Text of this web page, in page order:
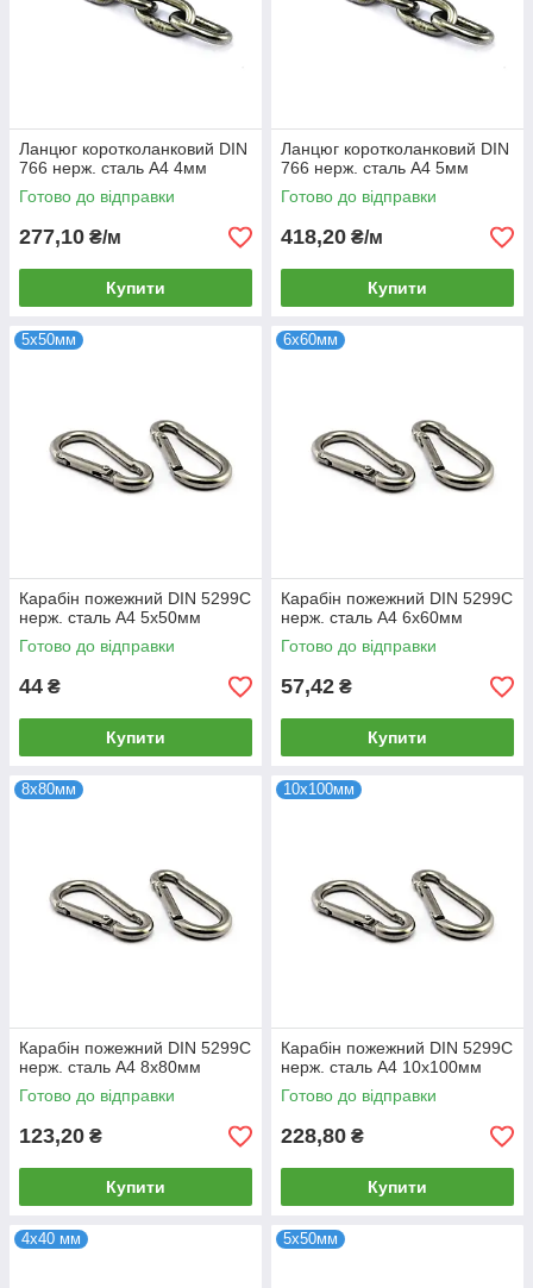
Ланцюг коротколанковий DIN
766 нерж. сталь А4 4мм
Готово до відправки
277,10 ₴/м
Купити
Ланцюг коротколанковий DIN
766 нерж. сталь А4 5мм
Готово до відправки
418,20 ₴/м
Купити
5х50мм
Карабін пожежний DIN 5299С
нерж. сталь А4 5х50мм
Готово до відправки
44 ₴
Купити
6х60мм
Карабін пожежний DIN 5299С
нерж. сталь А4 6х60мм
Готово до відправки
57,42 ₴
Купити
8х80мм
Карабін пожежний DIN 5299С
нерж. сталь А4 8х80мм
Готово до відправки
123,20 ₴
Купити
10х100мм
Карабін пожежний DIN 5299С
нерж. сталь А4 10х100мм
Готово до відправки
228,80 ₴
Купити
4х40 мм 5х50мм